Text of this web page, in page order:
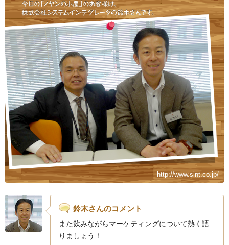
http://www.sint.co.jp/
鈴木さんのコメント
また飲みながらマーケティングについて熱く語
りましょう！